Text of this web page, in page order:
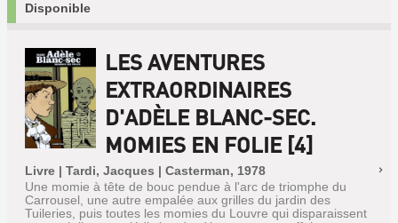
Disponible
LES AVENTURES
EXTRAORDINAIRES
D'ADÈLE BLANC-SEC.
MOMIES EN FOLIE [4]
Livre | Tardi, Jacques | Casterman, 1978
Une momie à tête de bouc pendue à l'arc de triomphe du
Carrousel, une autre empalée aux grilles du jardin des
Tuileries, puis toutes les momies du Louvre qui disparaissent